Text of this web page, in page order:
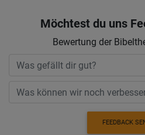
Möchtest du uns
Bewertung der
FEEDBACK